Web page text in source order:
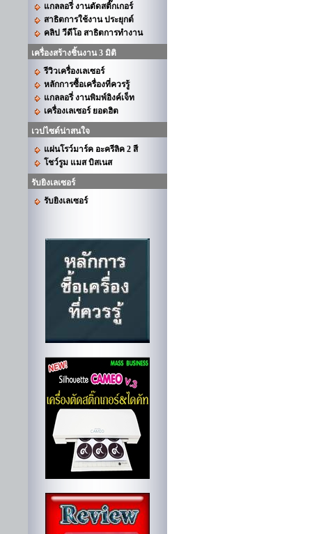
แกลลอรี่ งานตัดสติ๊กเกอร์
สาธิตการใช้งาน ประยุกต์
คลิป วีดีโอ สาธิตการทำงาน
เครื่องสร้างชิ้นงาน 3 มิติ
รีวิวเครื่องเลเซอร์
หลักการซื้อเครื่องที่ควรรู้
แกลลอรี่ งานพิมพ์อิงค์เจ็ท
เครื่องเลเซอร์ ยอดฮิต
เวปไซด์น่าสนใจ
แผ่นโรว์มาร์ค อะครีลิค 2 สี
โชว์รูม แมส บิสเนส
รับยิงเลเซอร์
รับยิงเลเซอร์